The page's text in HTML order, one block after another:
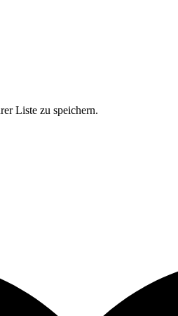
Liste zu speichern.